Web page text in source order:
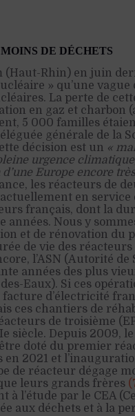
DE DÉCHETS
(Haut-Rhin) en juin
» qu’une vague
La perte de
en gaz et charbon
5 000 familles
générale de la
décision est un «
urgence
Europe encore
les réacteurs de
en
français, dont la
Nous y
et de rénovation du
de vie des
l’ASN (Autorité
années des plus
Eaux). Si ces
d’électricité
ces chantiers de
de troisième
siècle. Depuis 2009,
doté du premier
2021 et
de réacteur dégage
leurs grands frères (
l’étude par le CEA
aux déchets et à la